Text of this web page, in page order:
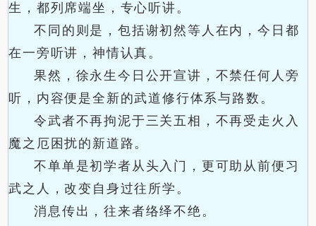
生，都列席端坐，专心听讲。
不同的则是，包括谢初然等人在内，今日都
在一旁听讲，神情认真。
果然，徐永生今日公开宣讲，不禁任何人旁
听，内容便是全新的武道修行体系与路数。
令武者不再拘泥于三关五相，不再受走火入
魔之厄困扰的新道路。
不单单是初学者从头入门，更可助从前便习
武之人，改变自身过往所学。
消息传出，往来者络绎不绝。